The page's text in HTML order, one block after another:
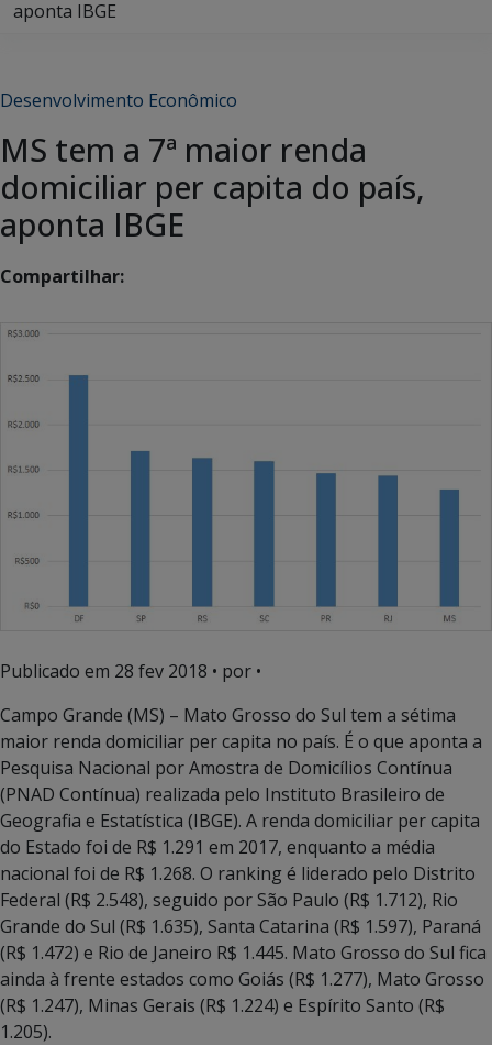
aponta IBGE
Desenvolvimento Econômico
MS tem a 7ª maior renda
domiciliar per capita do país,
aponta IBGE
Compartilhar:
Publicado em 28 fev 2018 • por •
Campo Grande (MS) – Mato Grosso do Sul tem a sétima
maior renda domiciliar per capita no país. É o que aponta a
Pesquisa Nacional por Amostra de Domicílios Contínua
(PNAD Contínua) realizada pelo Instituto Brasileiro de
Geografia e Estatística (IBGE). A renda domiciliar per capita
do Estado foi de R$ 1.291 em 2017, enquanto a média
nacional foi de R$ 1.268. O ranking é liderado pelo Distrito
Federal (R$ 2.548), seguido por São Paulo (R$ 1.712), Rio
Grande do Sul (R$ 1.635), Santa Catarina (R$ 1.597), Paraná
(R$ 1.472) e Rio de Janeiro R$ 1.445. Mato Grosso do Sul fica
ainda à frente estados como Goiás (R$ 1.277), Mato Grosso
(R$ 1.247), Minas Gerais (R$ 1.224) e Espírito Santo (R$
1.205).